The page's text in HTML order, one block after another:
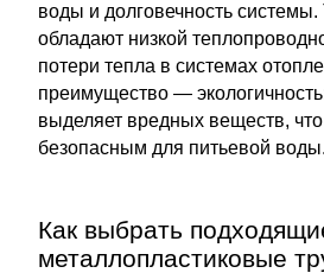
воды и долговечность системы.
обладают низкой
потери тепла в системах
преимущество —
выделяет вредных веществ, что
безопасным для питьевой воды.
Как выбрать
металлопластиковые